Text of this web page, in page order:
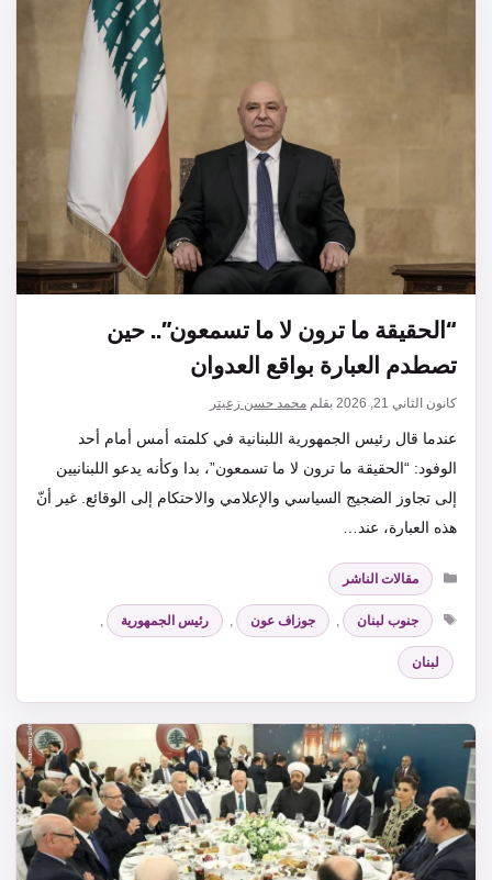
“الحقيقة ما ترون لا ما تسمعون”.. حين
تصطدم العبارة بواقع العدوان
كانون الثاني 21, 2026 بقلم محمد حسن زعيتر
عندما قال رئيس الجمهورية اللبنانية في كلمته أمس أمام أحد
الوفود: “الحقيقة ما ترون لا ما تسمعون”، بدا وكأنه يدعو اللبنانيين
إلى تجاوز الضجيج السياسي والإعلامي والاحتكام إلى الوقائع. غير أنّ
هذه العبارة، عند…
التصنيفات
مقالات الناشر
الوسوم
جنوب لبنان جوزاف عون رئيس الجمهورية
لبنان